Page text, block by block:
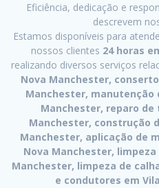
Eficiência, dedicação e
descrevem
Estamos disponíveis para
nossos clientes 24 horas
realizando diversos serviços
Nova Manchester,
Manchester, manutenção
Manchester, reparo de
Manchester, construção
Manchester, aplicação de
Nova Manchester,
Manchester, limpeza de
e condutores em